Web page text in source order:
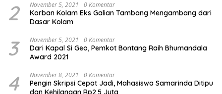
2 November 5, 2021 0 Komentar
Korban Kolam Eks Galian Tambang Mengambang dari
Dasar Kolam
3 November 5, 2021 0 Komentar
Dari Kapal Si Geo, Pemkot Bontang Raih Bhumandala
Award 2021
4 November 8, 2021 0 Komentar
Pengin Skripsi Cepat Jadi, Mahasiswa Samarinda Ditipu
dan Kehilangan Rp2,5 Juta